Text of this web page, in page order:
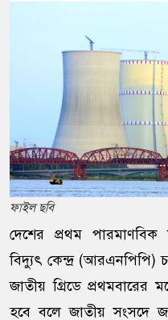
ফাইল ছবি
দেশের প্রথম পারমাণবিক
বিদ্যুৎ কেন্দ্র (আরএনপিপি)
জাতীয় গ্রিডে
হবে বলে জাতীয় সংসদে